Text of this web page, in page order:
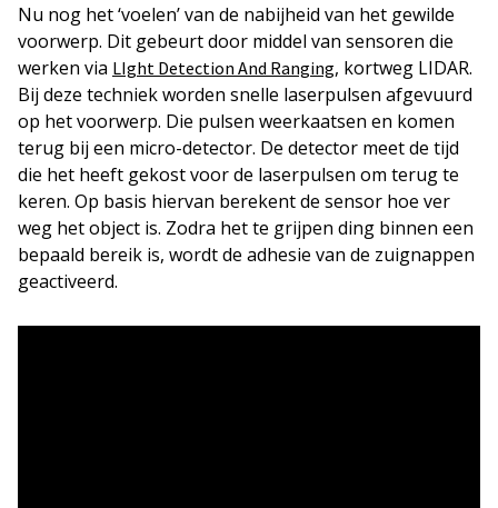
Nu nog het ‘voelen’ van de nabijheid van het gewilde
voorwerp. Dit gebeurt door middel van sensoren die
werken via LIght Detection And Ranging, kortweg LIDAR.
Bij deze techniek worden snelle laserpulsen afgevuurd
op het voorwerp. Die pulsen weerkaatsen en komen
terug bij een micro-detector. De detector meet de tijd
die het heeft gekost voor de laserpulsen om terug te
keren. Op basis hiervan berekent de sensor hoe ver
weg het object is. Zodra het te grijpen ding binnen een
bepaald bereik is, wordt de adhesie van de zuignappen
geactiveerd.